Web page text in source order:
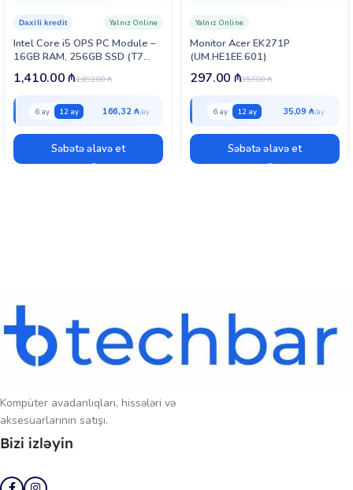
Intel Core i5 OPS PC Module –
16GB RAM, 256GB SSD (T7
Series üçün) (OneScreen-i5-L7)
Daxili kredit Yalnız Online
1,692.00₼
1,410.00₼
6 ay 12 ay 166,32 ₼
Səbətə əlavə et
Monitor Acer EK271P
(UM.HE1EE.601)
Yalnız Online
357.00₼
297.00 ₼
6 ay 12 ay 35,09 ₼
Səbətə əlavə et
Kompüter avadanlıqları, hissələri və
aksesuarlarının satışı.
Bizi izləyin